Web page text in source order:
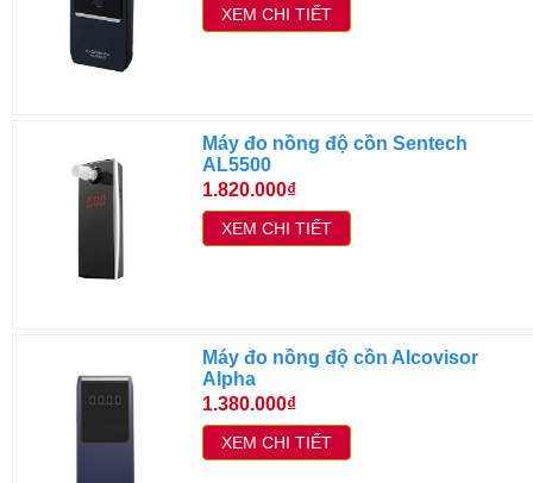
XEM CHI TIẾT
Máy đo nồng độ cồn Sentech
AL5500
1.820.000₫
XEM CHI TIẾT
Máy đo nồng độ cồn Alcovisor
Alpha
1.380.000₫
XEM CHI TIẾT